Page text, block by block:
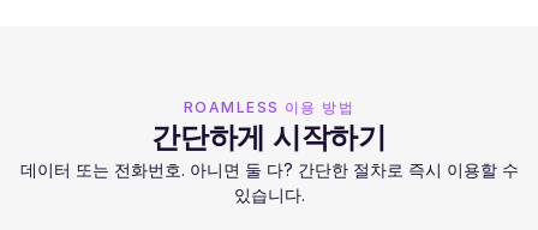
ROAMLESS 이용 방법
간단하게 시작하기
데이터 또는 전화번호. 아니면 둘 다? 간단한 절차로 즉시 이용할 수
있습니다.